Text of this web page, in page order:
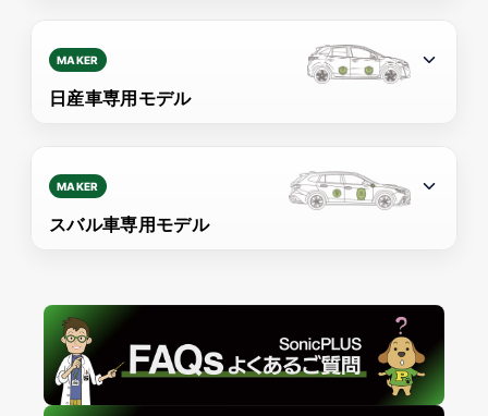
MAKER
日産車専用モデル
MAKER
スバル車専用モデル